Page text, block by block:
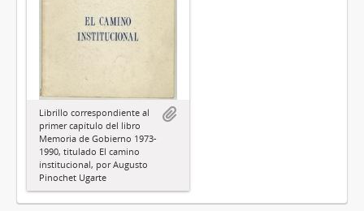
Librillo correspondiente al
primer capítulo del libro
Memoria de Gobierno 1973-
1990, titulado El camino
institucional, por Augusto
Pinochet Ugarte